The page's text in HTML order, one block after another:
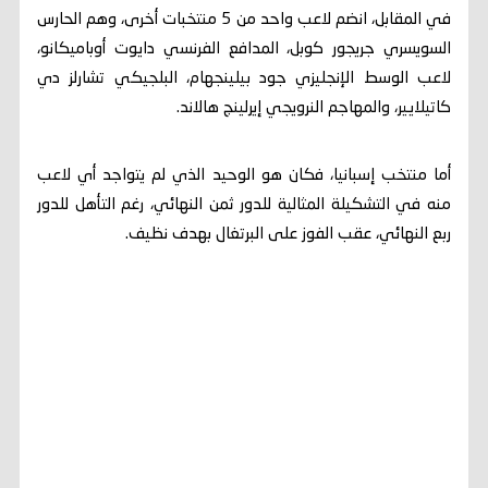
في المقابل، انضم لاعب واحد من 5 منتخبات أخرى، وهم الحارس
السويسري جريجور كوبل، المدافع الفرنسي دايوت أوباميكانو،
لاعب الوسط الإنجليزي جود بيلينجهام، البلجيكي تشارلز دي
كاتيلايير، والمهاجم النرويجي إيرلينج هالاند.
أما منتخب إسبانيا، فكان هو الوحيد الذي لم يتواجد أي لاعب
منه في التشكيلة المثالية للدور ثمن النهائي، رغم التأهل للدور
ربع النهائي، عقب الفوز على البرتغال بهدف نظيف.